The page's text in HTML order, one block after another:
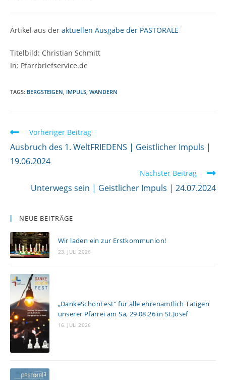
Artikel aus der aktuellen Ausgabe der PASTORALE
Titelbild: Christian Schmitt
In: Pfarrbriefservice.de
TAGS: BERGSTEIGEN, IMPULS, WANDERN
W
e
i
l
e
s
e
n
Vorheriger Beitrag
Ausbruch des 1. WeltFRIEDENS | Geistlicher Impuls |
19.06.2024
Nächster Beitrag
Unterwegs sein | Geistlicher Impuls | 24.07.2024
NEUE BEITRÄGE
Wir laden ein zur Erstkommunion!
23. JULI 2026
„DankeSchönFest“ für alle ehrenamtlich Tätigen
unserer Pfarrei am Sa, 29.08.26 in St.Josef
16. JULI 2026